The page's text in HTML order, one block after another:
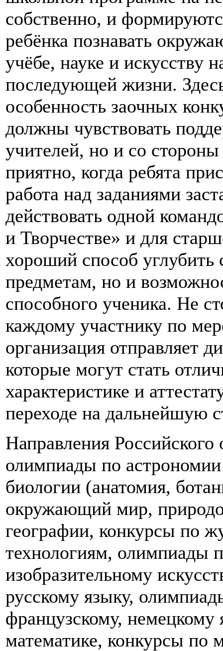
собственно, и
ребёнка познавать
учёбе, науке и искусству
последующей жизни.
особенность заочных
должны чувствовать
учителей, но и со
приятно, когда ребята
работа над заданиями
действовать одной
и Творчестве» и для
хороший способ
предметам, но и
способного ученика. Не
каждому участнику по
организация отправляет
которые могут стать
характеристике и
переходе на дальнейшую
Направления Российского
олимпиады по
биологии (анатомия,
окружающий мир,
географии, конкурсы по
технологиям, олимпиады
изобразительному
русскому языку,
французскому,
математике, конкурсы по